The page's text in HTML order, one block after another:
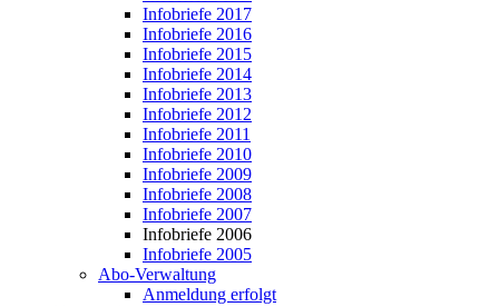
Infobriefe 2017
Infobriefe 2016
Infobriefe 2015
Infobriefe 2014
Infobriefe 2013
Infobriefe 2012
Infobriefe 2011
Infobriefe 2010
Infobriefe 2009
Infobriefe 2008
Infobriefe 2007
Infobriefe 2006
Infobriefe 2005
Abo-Verwaltung
Anmeldung erfolgt